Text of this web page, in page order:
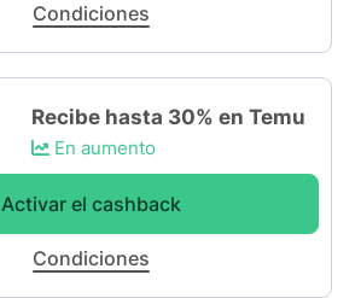
Condiciones
Recibe hasta 30% en Temu
En aumento
Activar el cashback
Condiciones